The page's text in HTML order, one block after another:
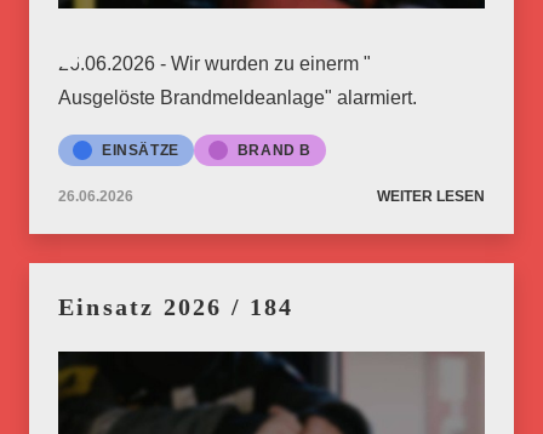
26.06.2026 - Wir wurden zu einerm "
Ausgelöste Brandmeldeanlage" alarmiert.
EINSÄTZE BRAND B
26.06.2026 WEITER LESEN
Einsatz 2026 / 184